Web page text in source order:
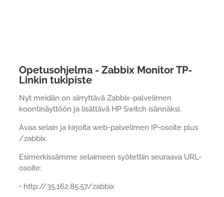
Opetusohjelma - Zabbix Monitor TP-
Linkin tukipiste
Nyt meidän on siirryttävä Zabbix-palvelimen
koontinäyttöön ja lisättävä HP Switch isännäksi.
Avaa selain ja kirjoita web-palvelimen IP-osoite plus
/zabbix.
Esimerkissämme selaimeen syötettiin seuraava URL-
osoite:
• http://35.162.85.57/zabbix